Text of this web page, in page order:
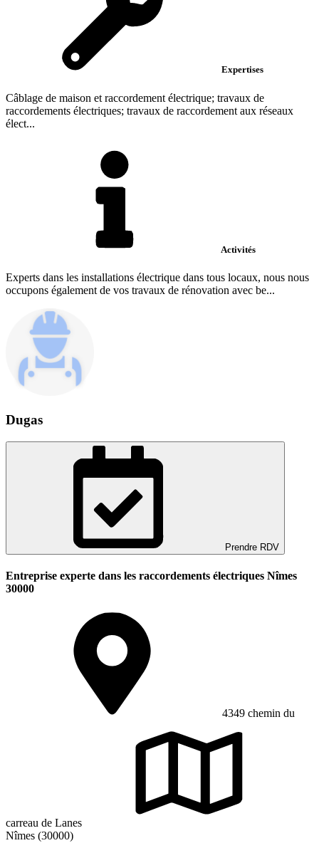
Expertises
Câblage de maison et raccordement électrique; travaux de
raccordements électriques; travaux de raccordement aux réseaux
élect...
Activités
Experts dans les installations électrique dans tous locaux, nous nous
occupons également de vos travaux de rénovation avec be...
Dugas
Prendre RDV
Entreprise experte dans les raccordements électriques Nîmes
30000
4349 chemin du
carreau de Lanes
Nîmes (30000)